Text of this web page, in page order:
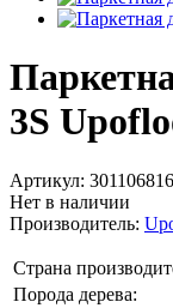
3S
Артикул:
Нет в наличии
Производитель:
Страна
Порода дерева: